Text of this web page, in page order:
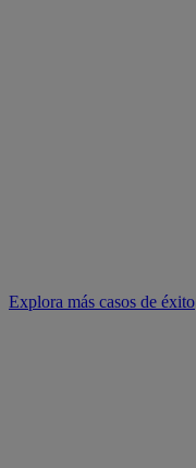
Explora más casos de éxito